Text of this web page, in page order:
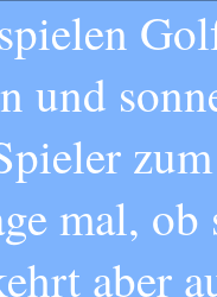
und
mal,
aber